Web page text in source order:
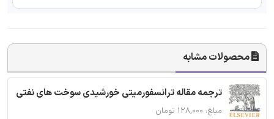
محصولات مشابه
ترجمه مقاله ترانسفورمیتی خورشیدی سوخت های نفتی
مبلغ: ۱۲۸,۰۰۰ تومان